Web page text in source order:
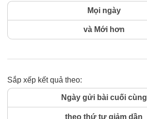
Mọi ngày
và Mới hơn
Sắp xếp kết quả theo:
Ngày gửi bài cuối cùng
theo thứ tự giảm dần